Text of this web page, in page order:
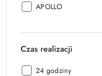
Producent:
APOLLO
Czas realizacji
Czas
24 godziny